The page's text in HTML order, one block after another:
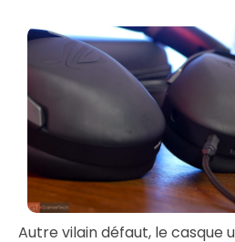
Autre vilain défaut, le casque